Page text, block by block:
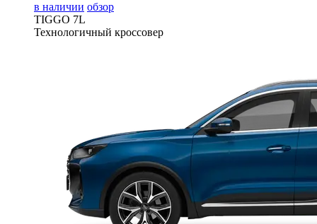
в наличии обзор
TIGGO 7L
Технологичный кроссовер